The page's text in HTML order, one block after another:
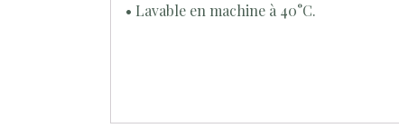
• Lavable en machine à 40°C.